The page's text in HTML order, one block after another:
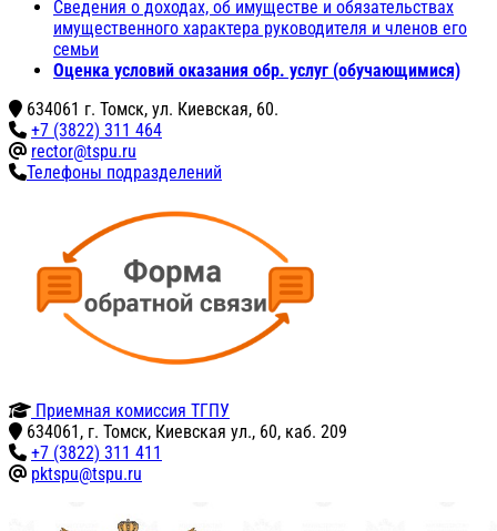
Сведения о доходах, об имуществе и обязательствах
имущественного характера руководителя и членов его
семьи
Оценка условий оказания обр. услуг (обучающимися)
634061 г. Томск, ул. Киевская, 60.
+7 (3822) 311 464
rector@tspu.ru
Телефоны подразделений
Приемная комиссия ТГПУ
634061, г. Томск, Киевская ул., 60, каб. 209
+7 (3822) 311 411
pktspu@tspu.ru